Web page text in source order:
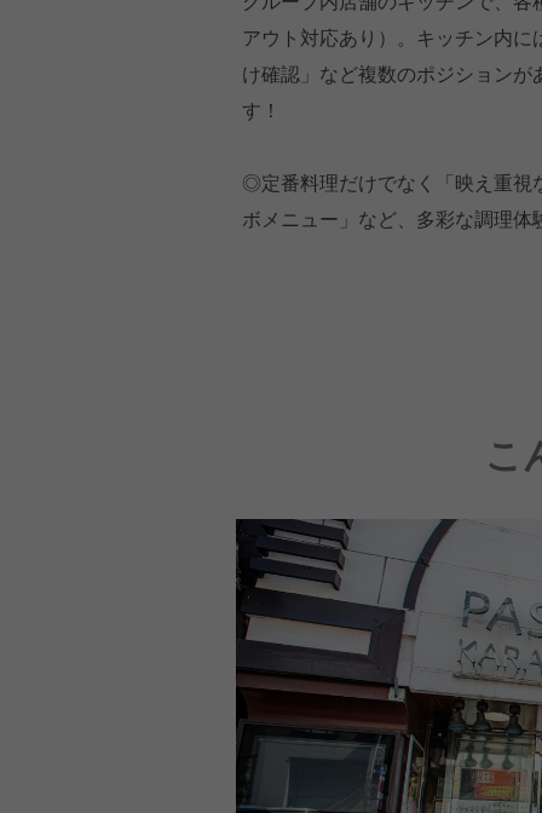
アウト対応あり）。キッチン内
け確認」など複数のポジション
す！
◎定番料理だけでなく「映え重視
ボメニュー」など、多彩な調理体
こ